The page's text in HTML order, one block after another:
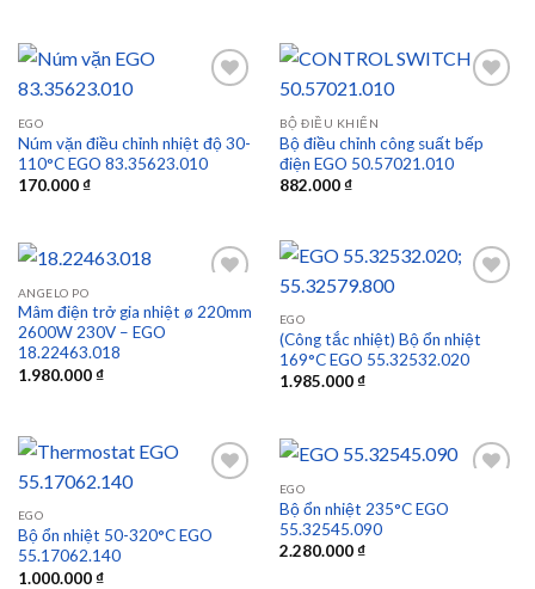
Add to
wishlist
EGO
Núm vặn điều chỉnh nhiệt độ 30-
110°C EGO 83.35623.010
170.000₫
Add to
BỘ ĐIỀU KHIỂN
Bộ điều chỉnh công suất bếp
điện EGO 50.57021.010
882.000₫
ANGELO PO
Mâm điện trở gia nhiệt ø 220mm
2600W 230V – EGO
18.22463.018
1.980.000₫
Add to
wishlist
EGO
(Công tắc nhiệt) Bộ ổn nhiệt
169°C EGO 55.32532.020
1.985.000₫
Add to
EGO
Bộ ổn nhiệt 50-320°C EGO
55.17062.140
1.000.000₫
EGO
Bộ ổn nhiệt 235°C EGO
55.32545.090
2.280.000₫